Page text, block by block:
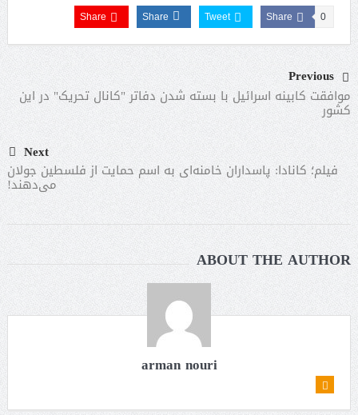
Share 0
Tweet
Share
Share
Previous
موافقت کابینه اسرائیل با بسته شدن دفاتر "کانال تحریک" در این
کشور
Next
فیلم؛ کانادا: پاسداران خامنه‌ای به اسم حمایت از فلسطین جولان
می‌دهند!
ABOUT THE AUTHOR
arman nouri